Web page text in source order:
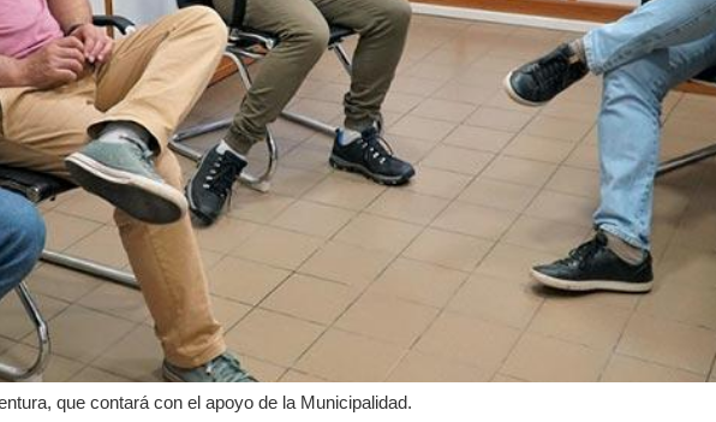
que contará con el apoyo de la Municipalidad.